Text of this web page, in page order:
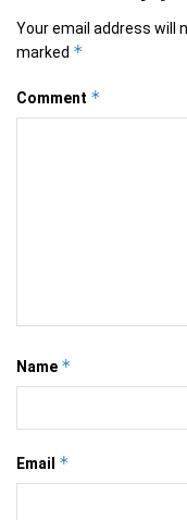
Your email address will
marked *
Comment *
Name *
Email *